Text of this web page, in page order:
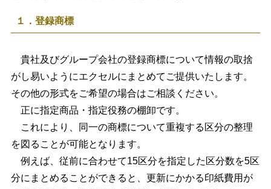
１．登録商標
貴社及びグループ会社の登録商標について情報の取捨
がし易いようにエクセルにまとめてご提供いたします。
その他の形式をご希望の場合はご相談ください。
正に指定商品・指定役務の棚卸です。
これにより、同一の商標について重複する区分の整理
を図ることが可能となります。
例えば、従前に合わせて15区分を指定した区分数を5区
分にまとめることができると、更新にかかる印紙費用が